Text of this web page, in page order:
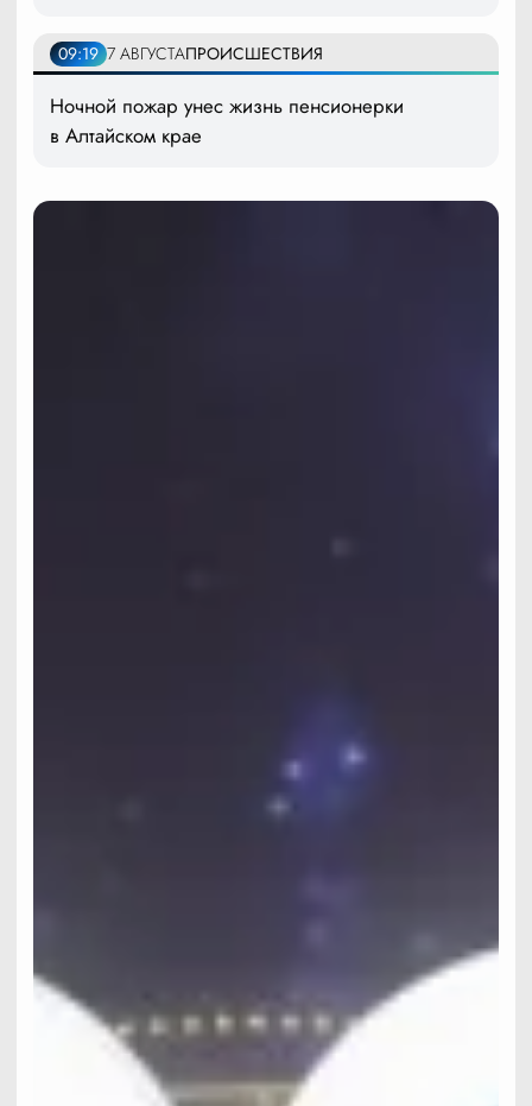
09:19 7 АВГУСТАПРОИСШЕСТВИЯ
Ночной пожар унес жизнь пенсионерки
в Алтайском крае